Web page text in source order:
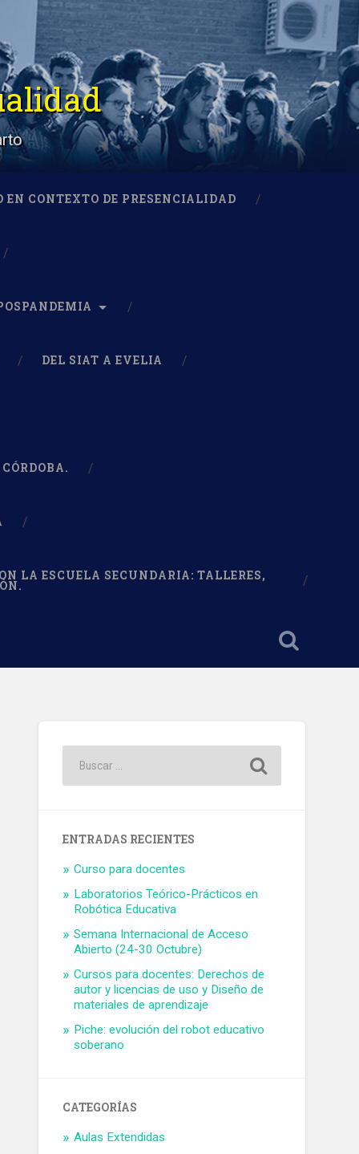
CONTEXTO DE PRESENCIALIDAD
DEL SIAT A EVELIA
LA ESCUELA SECUNDARIA: TALLERES,
ENTRADAS RECIENTES
Curso para docentes
Laboratorios Teórico-Prácticos en
Robótica Educativa
Semana Internacional de Acceso
Abierto (24-30 Octubre)
Cursos para docentes: Derechos de
autor y licencias de uso y Diseño de
materiales de aprendizaje
Piche: evolución del robot educativo
soberano
CATEGORÍAS
Aulas Extendidas